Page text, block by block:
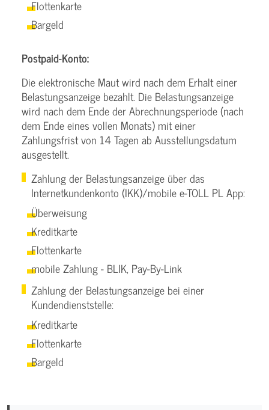
Flottenkarte
Bargeld
Postpaid-Konto:
Die elektronische Maut wird nach dem Erhalt einer
Belastungsanzeige bezahlt. Die Belastungsanzeige
wird nach dem Ende der Abrechnungsperiode (nach
dem Ende eines vollen Monats) mit einer
Zahlungsfrist von 14 Tagen ab Ausstellungsdatum
ausgestellt.
Zahlung der Belastungsanzeige über das
Internetkundenkonto (IKK)/mobile e-TOLL PL App:
Überweisung
Kreditkarte
Flottenkarte
mobile Zahlung - BLIK, Pay-By-Link
Zahlung der Belastungsanzeige bei einer
Kundendienststelle:
Kreditkarte
Flottenkarte
Bargeld